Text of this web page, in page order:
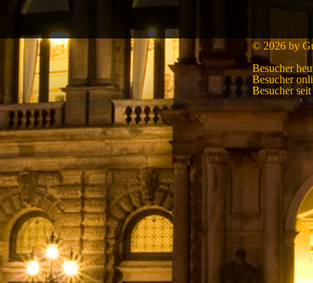
© 2026 by
Besucher
Besucher
Besucher